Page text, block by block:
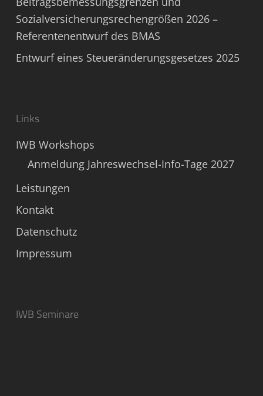
Sozialversicherungsrechengrößen 2026 –
Referentenentwurf des BMAS
Entwurf eines Steueränderungsgesetzes 2025
Links
IWB Workshops
Anmeldung Jahreswechsel-Info-Tage 2027
Leistungen
Kontakt
Datenschutz
Impressum
IWB Seminare